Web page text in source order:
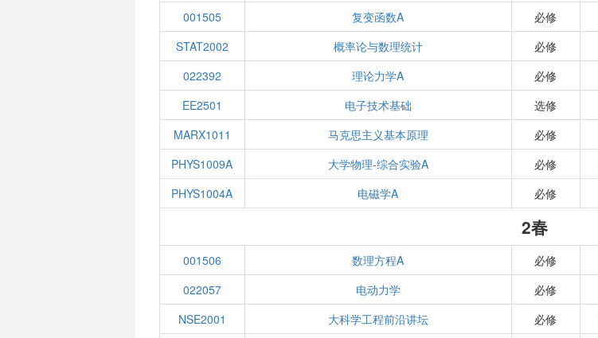
001505
复变函数A 必修
STAT2002
概率论与数理统计 必修
022392
理论力学A 必修
EE2501
电子技术基础 选修
MARX1011
马克思主义基本原理 必修
PHYS1009A
大学物理-综合实验A 必修
PHYS1004A
电磁学A 必修
2春
001506 数理方程A 必修
022057
电动力学 必修
NSE2001
大科学工程前沿讲坛 必修